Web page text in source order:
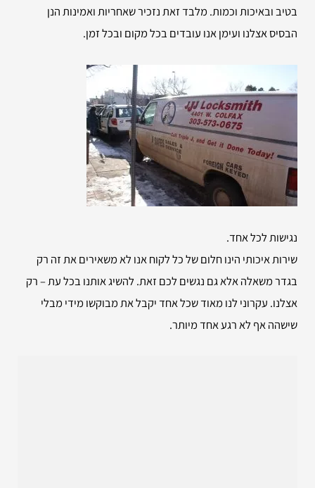
בטיב ובאיכות וכמות. מלבד זאת נזכיר שאחריות ואמינות הנן
הבסיס אצלנו ועימן אנו עובדים בכל מקום ובכל זמן.
נגישות לכל אחד.
שירות איכותי הינו חלום של כל לקוח אנו לא משאירים את זה רק
בגדר משאלה אלא גם נגשים לכם זאת. להשיג אותנו בכל עת – רק
אצלנו. עקרוני לנו מאוד שכל אחד יקבל את מבוקשו מידי מבלי
שישהה אף לא רגע אחד מיותר.